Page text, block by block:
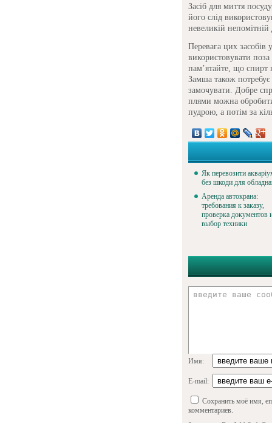
Засіб для миття
його слід
невеликій
Перевага цих
використовувати
пам’ятайте, що спирт
Замша також
замочувати. Добре
плями можна
пудрою, а потім за
Як перевозити
без шкоди для
Аренда автокрана:
требования к заказу,
проверка документов
выбор техники
Имя:
E-mail:
Сохранить моё имя,
комментариев.